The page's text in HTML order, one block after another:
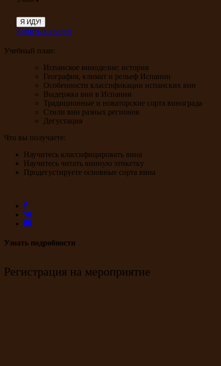
Я ИДУ!
Купить в кредит
Учебный план:
Испанское виноделие: история
География, климат и рельеф Испании
Особенности классификации испанских вин
Выдержка вин в Испании
Традиционные и новаторские сорта винограда
Стили вин разных регионов
Дегустация
Что вы получаете:
Научитесь классифицировать вина
Научитесь читать винную этикетку
Продегустируете основные сорта вина
Узнать подробности
Регистрация на мероприятие